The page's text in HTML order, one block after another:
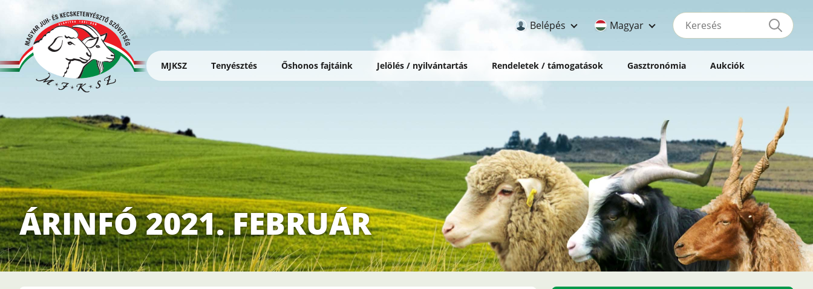
tartalomra
Belépés Magyar
Keresés
Juh-
Kecsketenyésztő
Szövetség
MJKSZ Tenyésztés Őshonos fajtáink Jelölés / nyilvántartás Rendeletek / támogatások Gasztronómia Aukciók
ÁRINFÓ 2021. FEBRUÁR